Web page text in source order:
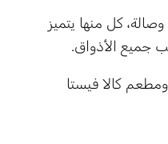
من 50 مطعم وصالة، كل منها يتميز
جميع الأذواق.
كالا فيستا